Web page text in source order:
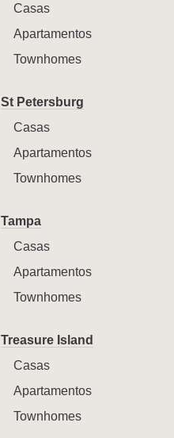
Casas
Apartamentos
Townhomes
St Petersburg
Casas
Apartamentos
Townhomes
Tampa
Casas
Apartamentos
Townhomes
Treasure Island
Casas
Apartamentos
Townhomes